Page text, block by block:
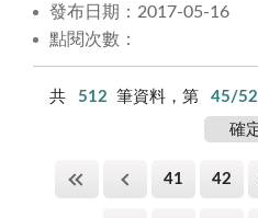
發布日期：2017-05-16
點閱次數：
共 512 筆資料，第 45/52
41 42